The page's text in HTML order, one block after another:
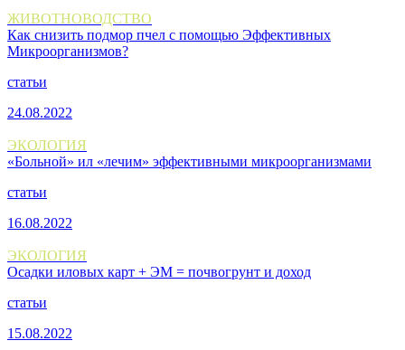
ЖИВОТНОВОДСТВО
Как снизить подмор пчел с помощью Эффективных
Микроорганизмов?
статьи
24.08.2022
ЭКОЛОГИЯ
«Больной» ил «лечим» эффективными микроорганизмами
статьи
16.08.2022
ЭКОЛОГИЯ
Осадки иловых карт + ЭМ = почвогрунт и доход
статьи
15.08.2022